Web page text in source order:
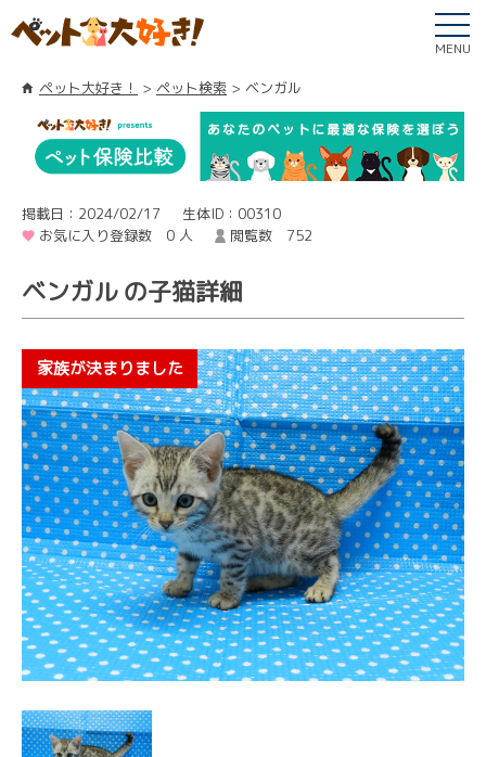
MENU
ペット大好き！ ペット検索 ベンガル
掲載日：2024/02/17
生体ID：00310
お気に入り登録数 0 人
閲覧数 752
ベンガル の子猫詳細